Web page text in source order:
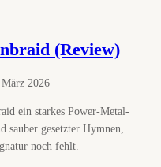
(Review)
2026
ein starkes Power-Metal-
gesetzter Hymnen,
noch fehlt.